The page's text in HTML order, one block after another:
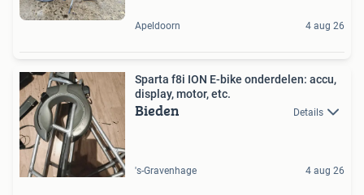
Apeldoorn 4 aug 26
Sparta f8i ION E-bike onderdelen: accu,
display, motor, etc.
Bieden Details
's-Gravenhage 4 aug 26